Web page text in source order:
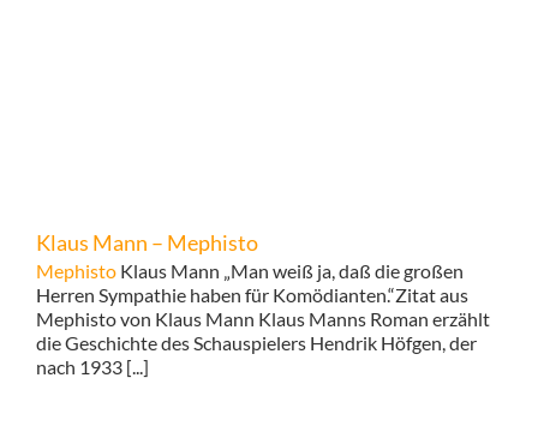
Klaus Mann – Mephisto
Mephisto Klaus Mann „Man weiß ja, daß die großen
Herren Sympathie haben für Komödianten.“Zitat aus
Mephisto von Klaus Mann Klaus Manns Roman erzählt
die Geschichte des Schauspielers Hendrik Höfgen, der
nach 1933 [...]